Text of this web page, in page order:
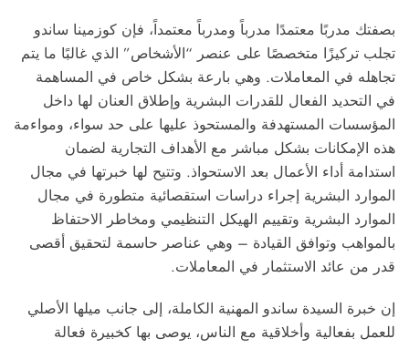
بصفتك مدربًا معتمدًا مدرباً ومدرباً معتمداً، فإن كوزمينا ساندو
تجلب تركيزًا متخصصًا على عنصر “الأشخاص” الذي غالبًا ما يتم
تجاهله في المعاملات. وهي بارعة بشكل خاص في المساهمة
في التحديد الفعال للقدرات البشرية وإطلاق العنان لها داخل
المؤسسات المستهدفة والمستحوذ عليها على حد سواء، ومواءمة
هذه الإمكانات بشكل مباشر مع الأهداف التجارية لضمان
استدامة أداء الأعمال بعد الاستحواذ. وتتيح لها خبرتها في مجال
الموارد البشرية إجراء دراسات استقصائية متطورة في مجال
الموارد البشرية وتقييم الهيكل التنظيمي ومخاطر الاحتفاظ
بالمواهب وتوافق القيادة – وهي عناصر حاسمة لتحقيق أقصى
قدر من عائد الاستثمار في المعاملات.
إن خبرة السيدة ساندو المهنية الكاملة، إلى جانب ميلها الأصلي
للعمل بفعالية وأخلاقية مع الناس، يوصى بها كخبيرة فعالة